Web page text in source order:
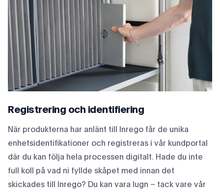
Registrering och identifiering
När produkterna har anlänt till Inrego får de unika
enhetsidentifikationer och registreras i vår kundportal
där du kan följa hela processen digitalt. Hade du inte
full koll på vad ni fyllde skåpet med innan det
skickades till Inrego? Du kan vara lugn – tack vare vår